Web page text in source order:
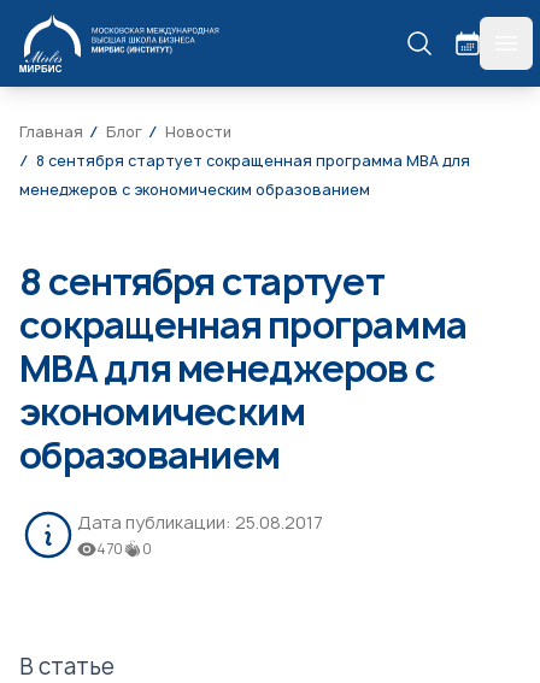
МИРБИС
Главная Блог
Новости
8 сентября стартует сокращенная программа МВА для
менеджеров с экономическим образованием
8 сентября стартует
сокращенная программа
МВА для менеджеров с
экономическим
образованием
Дата публикации: 25.08.2017
470 0
В статье